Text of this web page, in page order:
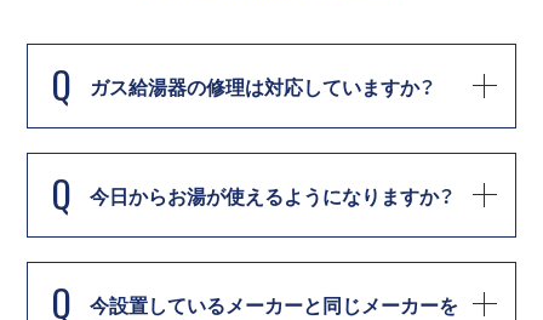
Q ガス給湯器の修理は対応していますか？
Q 今日からお湯が使えるようになりますか？
Q
今設置しているメーカーと同じメーカーを